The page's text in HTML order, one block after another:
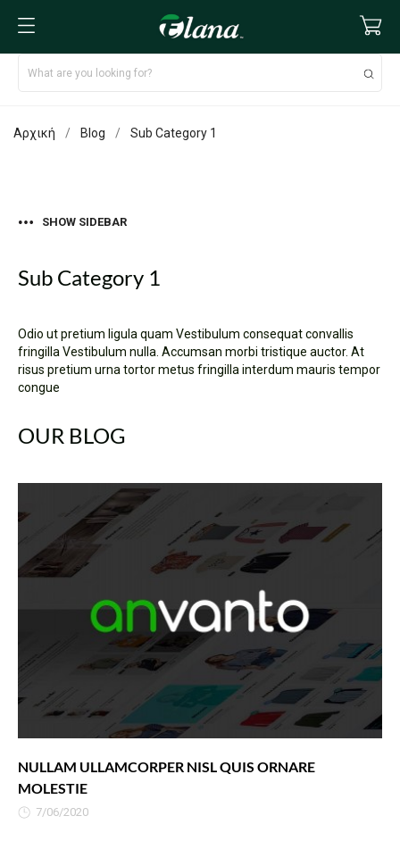
Αρχική Blog Sub Category 1
SHOW SIDEBAR
Sub Category 1
Odio ut pretium ligula quam Vestibulum consequat convallis
fringilla Vestibulum nulla. Accumsan morbi tristique auctor. At
risus pretium urna tortor metus fringilla interdum mauris tempor
congue
OUR BLOG
NULLAM ULLAMCORPER NISL QUIS ORNARE
MOLESTIE
7/06/2020